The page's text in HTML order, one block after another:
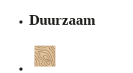
Duurzaam